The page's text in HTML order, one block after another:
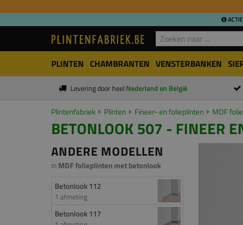
PLINTEN CHAMBRANTEN VENSTERBANKEN
Levering door heel Nederland en België
Plintenfabriek Plinten Fineer- en folieplinten MDF
BETONLOOK 507 - FINEER
ANDERE MODELLEN
in MDF folieplinten met betonlook
Betonlook 112
1 afmeting
Betonlook 117